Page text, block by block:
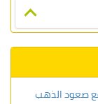
صعود الذهب